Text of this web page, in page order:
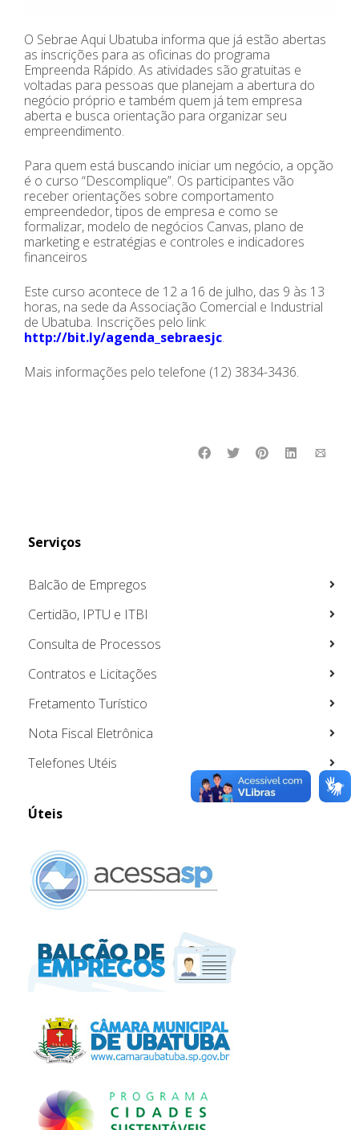
O Sebrae Aqui Ubatuba informa que já estão abertas
as inscrições para as oficinas do programa
Empreenda Rápido. As atividades são gratuitas e
voltadas para pessoas que planejam a abertura do
negócio próprio e também quem já tem empresa
aberta e busca orientação para organizar seu
empreendimento.
Para quem está buscando iniciar um negócio, a opção
é o curso “Descomplique”. Os participantes vão
receber orientações sobre comportamento
empreendedor, tipos de empresa e como se
formalizar, modelo de negócios Canvas, plano de
marketing e estratégias e controles e indicadores
financeiros
Este curso acontece de 12 a 16 de julho, das 9 às 13
horas, na sede da Associação Comercial e Industrial
de Ubatuba. Inscrições pelo link:
http://bit.ly/agenda_sebraesjc.
Mais informações pelo telefone (12) 3834-3436.
Serviços
Balcão de Empregos
Certidão, IPTU e ITBI
Consulta de Processos
Contratos e Licitações
Fretamento Turístico
Nota Fiscal Eletrônica
Telefones Utéis
Úteis